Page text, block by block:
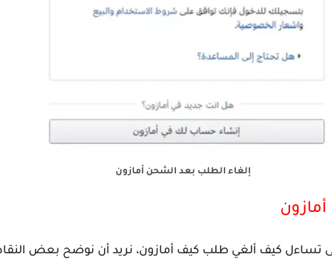
إلغاء الطلب بعد الشحن أمازون
كيف ألغي طلب كيف أمازون، نريد أن نوضح بعض النقاط